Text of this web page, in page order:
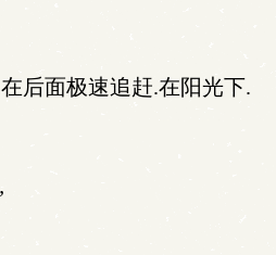
后面极速追赶.在阳光下.